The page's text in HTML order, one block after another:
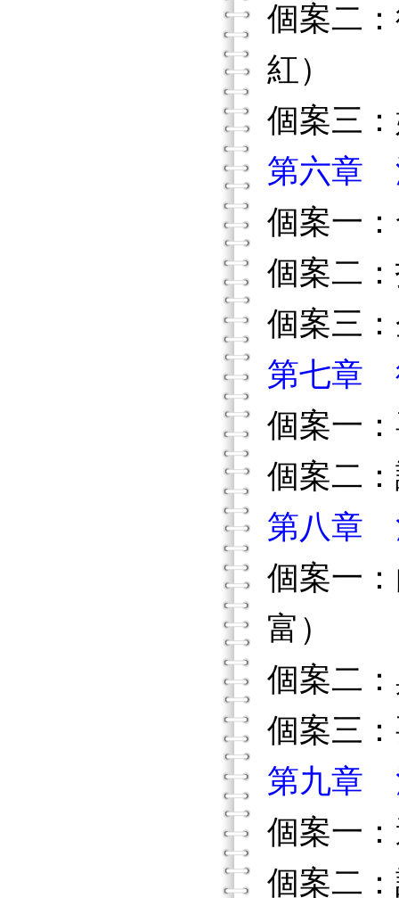
個案二
紅）
個案三
第六章
個案一
個案二
個案三
第七章
個案一
個案二
第八章
個案一
富）
個案二
個案三
第九章
個案一
個案二